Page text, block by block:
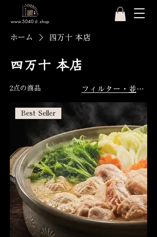
www.5040ｄ.shop
ホーム 四万十 本店
四万十 本店
2点の商品 フィルター・並び替え
Best Seller